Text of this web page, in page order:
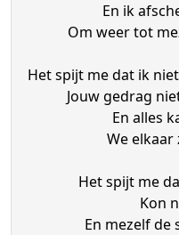
En ik
Om weer tot
Het spijt me dat ik
Jouw gedrag
En alles
We
Het spijt me
Kon
En mezelf de